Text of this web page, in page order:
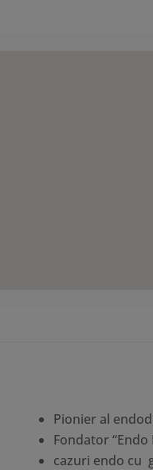
Pionier al
Fondator “Endo
cazuri endo cu